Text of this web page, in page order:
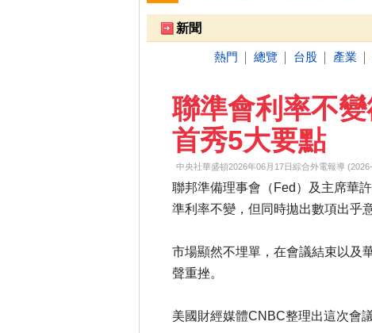
跌停排行：
新聞
熱門 總覽 台股 產業
聯準會利率不
首秀5大要點
中央社華盛頓2026年06月17日綜合外電報導
聯邦準備理事會（Fed）及主席華
準利率不變，但同時拋出數項出乎
市場顯然不埋單，在會議結束以及
聲重挫。
美國財經媒體CNBC整理出這次會